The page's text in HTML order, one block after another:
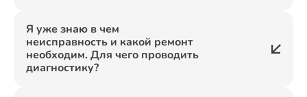
Я уже знаю в чем
неисправность и какой ремонт
необходим. Для чего проводить
диагностику?